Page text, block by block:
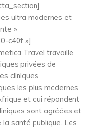
ultra modernes et
»
c40f »]
Travel travaille
privées de
cliniques
les plus modernes
et qui répondent
sont agréées et
santé publique. Les